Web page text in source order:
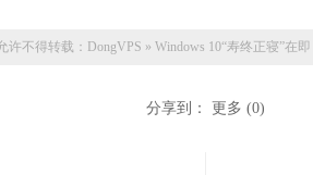
许不得转载： DongVPS » Windows 10“寿终正寝”在
分享到： 更多 (0)